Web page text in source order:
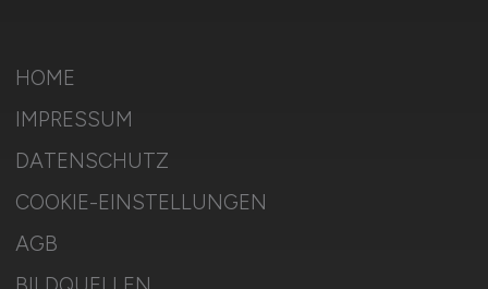
HOME
IMPRESSUM
DATENSCHUTZ
COOKIE-EINSTELLUNGEN
AGB